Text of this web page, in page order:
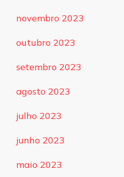
novembro 2023
outubro 2023
setembro 2023
agosto 2023
julho 2023
junho 2023
maio 2023